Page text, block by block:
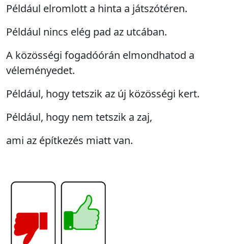
Például elromlott a hinta a játszótéren.
Például nincs elég pad az utcában.
A közösségi fogadóórán elmondhatod a
véleményedet.
Például, hogy tetszik az új közösségi kert.
Például, hogy nem tetszik a zaj,
ami az építkezés miatt van.